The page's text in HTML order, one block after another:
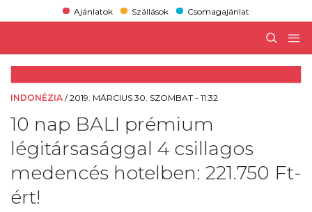
Ajánlatok Szállások Csomagajánlat
INDONÉZIA /2019. MÁRCIUS 30. SZOMBAT - 11:32
10 nap BALI prémium
légitársasággal 4 csillagos
medencés hotelben: 221.750 Ft-
ért!